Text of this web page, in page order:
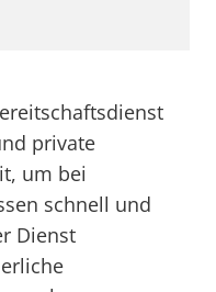
private
um bei
schnell und
Dienst